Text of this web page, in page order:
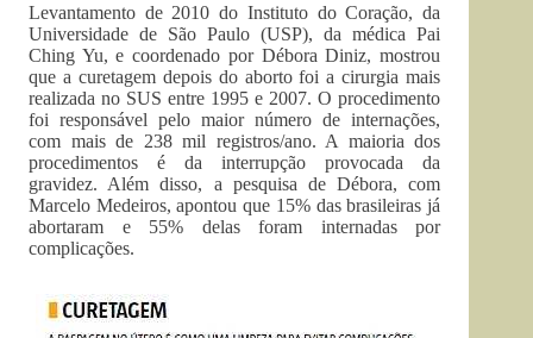
Levantamento de 2010 do Instituto do Coração, da
Universidade de São Paulo (USP), da médica Pai
Ching Yu, e coordenado por Débora Diniz, mostrou
que a curetagem depois do aborto foi a cirurgia mais
realizada no SUS entre 1995 e 2007. O procedimento
foi responsável pelo maior número de internações,
com mais de 238 mil registros/ano. A maioria dos
procedimentos é da interrupção provocada da
gravidez. Além disso, a pesquisa de Débora, com
Marcelo Medeiros, apontou que 15% das brasileiras já
abortaram e 55% delas foram internadas por
complicações.